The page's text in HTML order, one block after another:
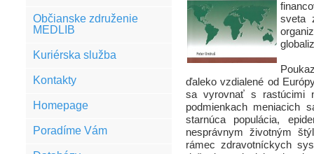
Občianske združenie
MEDLIB
Kuriérska služba
Kontakty
Homepage
Poradíme Vám
sveta
ďaleko vzdialené od
sa vyrovnať s rastúcimi
podmienkach meniacich
starnúca populácia,
nesprávnym životným
rámec zdravotníckych